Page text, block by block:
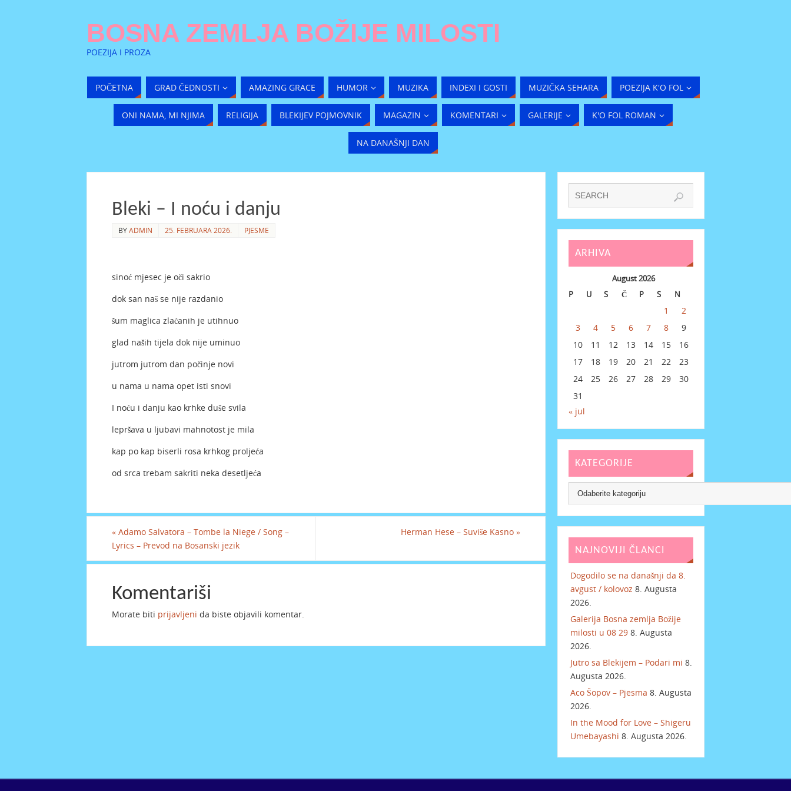
BOSNA ZEMLJA BOŽIJE MILOSTI
POEZIJA I PROZA
POČETNA GRAD ČEDNOSTI AMAZING GRACE HUMOR MUZIKA INDEXI I GOSTI MUZIČKA SEHARA POEZIJA K'O FOL
ONI NAMA, MI NJIMA RELIGIJA BLEKIJEV POJMOVNIK MAGAZIN KOMENTARI GALERIJE K'O FOL ROMAN
NA DANAŠNJI DAN
Bleki – I noću i danju
BYADMIN 25. FEBRUARA 2026. PJESME
sinoć mjesec je oči sakrio
dok san naš se nije razdanio
šum maglica zlaćanih je utihnuo
glad naših tijela dok nije uminuo
jutrom jutrom dan počinje novi
u nama u nama opet isti snovi
I noću i danju kao krhke duše svila
lepršava u ljubavi mahnotost je mila
kap po kap biserli rosa krhkog proljeća
od srca trebam sakriti neka desetljeća
« Adamo Salvatora – Tombe la Niege / Song –
Lyrics – Prevod na Bosanski jezik
Herman Hese – Suviše Kasno »
Komentariši
Morate biti prijavljeni da biste objavili komentar.
ARHIVA
August 2026
P
U S Č P S N
1
2
3
4 5 6 7 8
9
10
11 12 13 14 15
16
17
18 19 20 21 22
23
24
25 26 27 28 29
30
31
« jul
KATEGORIJE
NAJNOVIJI ČLANCI
Dogodilo se na današnji da 8.
avgust / kolovoz 8. Augusta
2026.
Galerija Bosna zemlja Božije
milosti u 08 29 8. Augusta
2026.
Jutro sa Blekijem – Podari mi 8.
Augusta 2026.
Aco Šopov – Pjesma 8. Augusta
2026.
In the Mood for Love – Shigeru
Umebayashi 8. Augusta 2026.